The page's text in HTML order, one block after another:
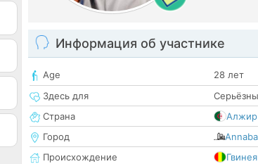
Информация об участнике
Age
28 лет
Здесь для
Страна
Алжир
Город
Annaba
Происхождение
Гвинея